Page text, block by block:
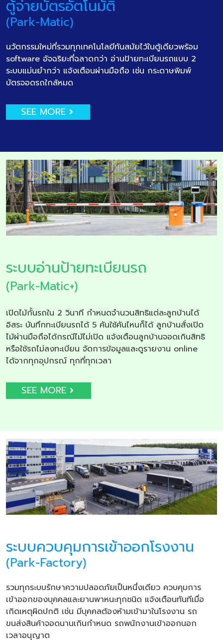
ตู้จ่ายบัตรอัตโนมัติ
(Park-Matic)
นวัตกรรมใหม่ที่รวมทุกเทคโนโลยีทันสมัยไว้ในตู้เดียวพร้อม
software อัจฉริยะที่ฉลาดกว่า อ่านป้ายทะเบียนรถแบบ 2
ระบบแม่นยำกว่า แจ้งเตือนผ่านมือถือ เช่น กระดาษพิมพ์
บัตรจอดรถใกล้หมด
SEE MORE
ระบบอ่านป้ายทะเบียนรถ
(Park-Matic+)
เปิดไม้กั้นรถใน 2 วินาที กำหนดจำนวนสิทธิแต่ละลูกบ้านได้
อิสระ บันทึกทะเบียนรถได้ 5 คันใช้คันไหนก็ได้ ลูกบ้านสั่งเปิด
ไม้ผ่านมือถือได้กรณีไม้ไม่เปิด แจ้งเตือนลูกบ้านจอดเกินสิทธิ
หรือใช้รถไม่ลงทะเบียน จัดการข้อมูลและดูรายงาน online
ได้จากทุกอุปกรณ์ ทุกที่ทุกเวลา
SEE MORE
ระบบควบคุมการเข้าออกโรงงาน
(Park-Factory)
รวมทุกระบบรักษาความปลอดภัยเป็นหนึ่งเดียว ควบคุมการ
เข้าออกของบุคคลและยานพาหนะทุกชนิด แจ้งเตือนทันทีเมื่อ
เกิดเหตุผิดปกติ เช่น มีบุคคลต้องห้ามเข้ามาในโรงงาน รถ
ขนส่งสินค้าจอดนานเกินกำหนด รถพนักงานเข้าออกนอก
เวลาอนุญาต